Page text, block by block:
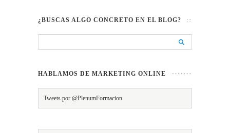
¿BUSCAS ALGO CONCRETO EN EL BLOG?
HABLAMOS DE MARKETING ONLINE
Tweets por @PlenumFormacion